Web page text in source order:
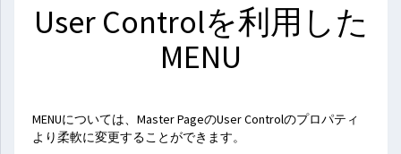
User Controlを利用した
MENU
MENUについては、Master PageのUser Controlのプロパティ
より柔軟に変更することができます。